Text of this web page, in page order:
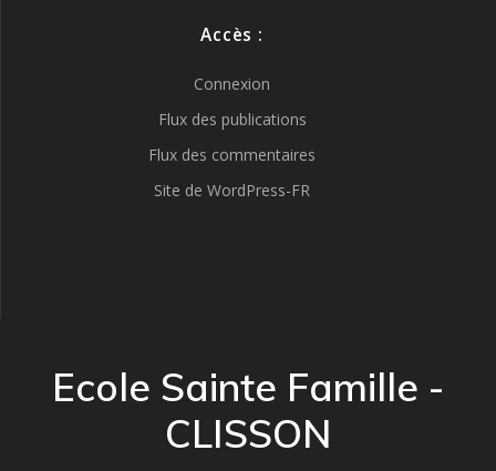
Accès :
Connexion
Flux des publications
Flux des commentaires
Site de WordPress-FR
Ecole Sainte Famille -
CLISSON